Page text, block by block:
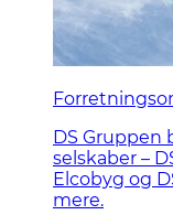
DS Gruppen
selskaber –
Elcobyg og
mere.